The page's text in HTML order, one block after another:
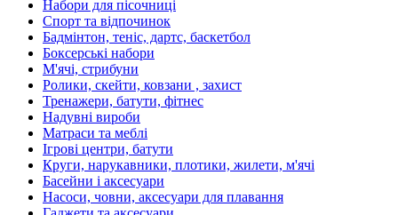
Набори для пісочниці
Спорт та відпочинок
Бадмінтон, теніс, дартс, баскетбол
Боксерські набори
М'ячі, стрибуни
Ролики, скейти, ковзани , захист
Тренажери, батути, фітнес
Надувні вироби
Матраси та меблі
Ігрові центри, батути
Круги, нарукавники, плотики, жилети, м'ячі
Басейни і аксесуари
Насоси, човни, аксесуари для плавання